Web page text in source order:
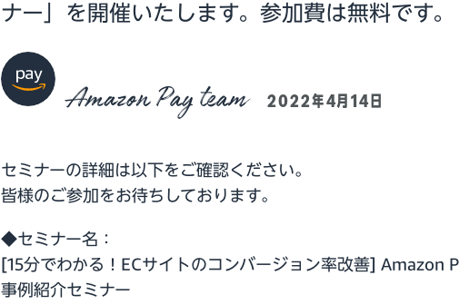
ナー」を開催いたします。参加費は無料です。
Amazon Pay team 2022年4月14日
セミナーの詳細は以下をご確認ください。
皆様のご参加をお待ちしております。
◆セミナー名：
[15分でわかる！ECサイトのコンバージョン率改善] Amazon
事例紹介セミナー